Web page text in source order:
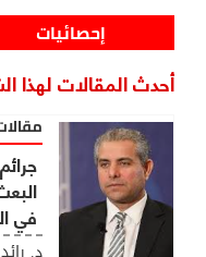
إحصائيات
أحدث المقالات لهذا
في